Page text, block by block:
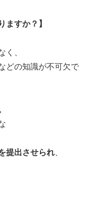
ますか？】
く、
どの知識が不可欠で
提出させられ